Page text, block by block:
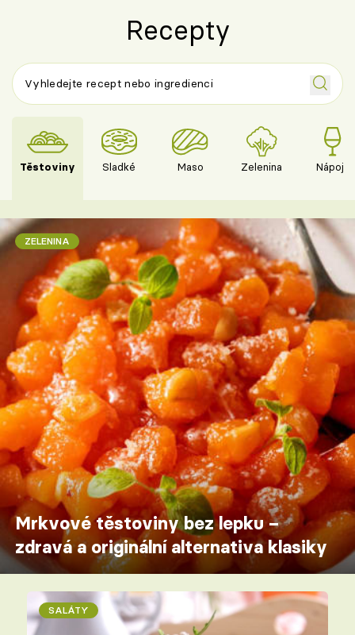
Recepty
Těstoviny Sladké Maso Zelenina Nápoje
ZELENINA
Mrkvové těstoviny bez lepku –
zdravá a originální alternativa klasiky
SALÁTY